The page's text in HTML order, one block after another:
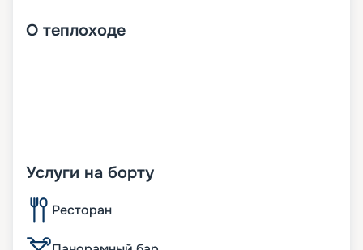
О теплоходе
Услуги на борту
Ресторан